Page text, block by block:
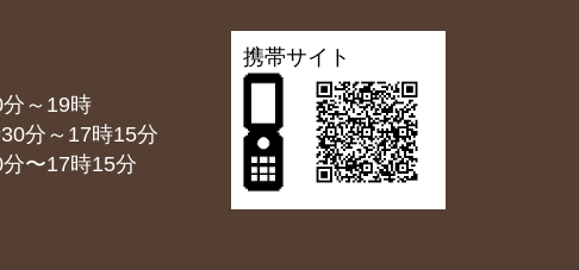
～19時
17時15分
〜17時15分
携帯サイト